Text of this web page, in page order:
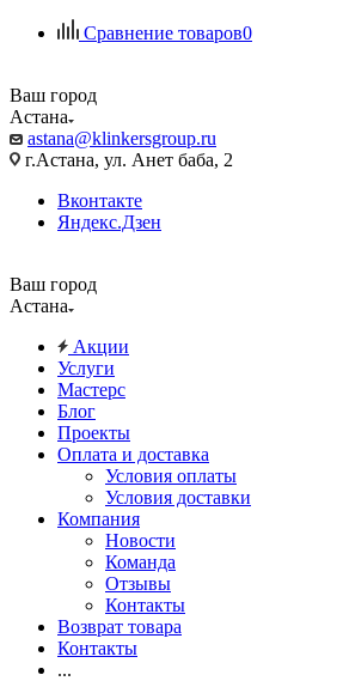
Сравнение товаров0
Ваш город
Астана
astana@klinkersgroup.ru
г.Астана, ул. Анет баба, 2
Вконтакте
Яндекс.Дзен
Ваш город
Астана
Акции
Услуги
Мастерс
Блог
Проекты
Оплата и доставка
Условия оплаты
Условия доставки
Компания
Новости
Команда
Отзывы
Контакты
Возврат товара
Контакты
...